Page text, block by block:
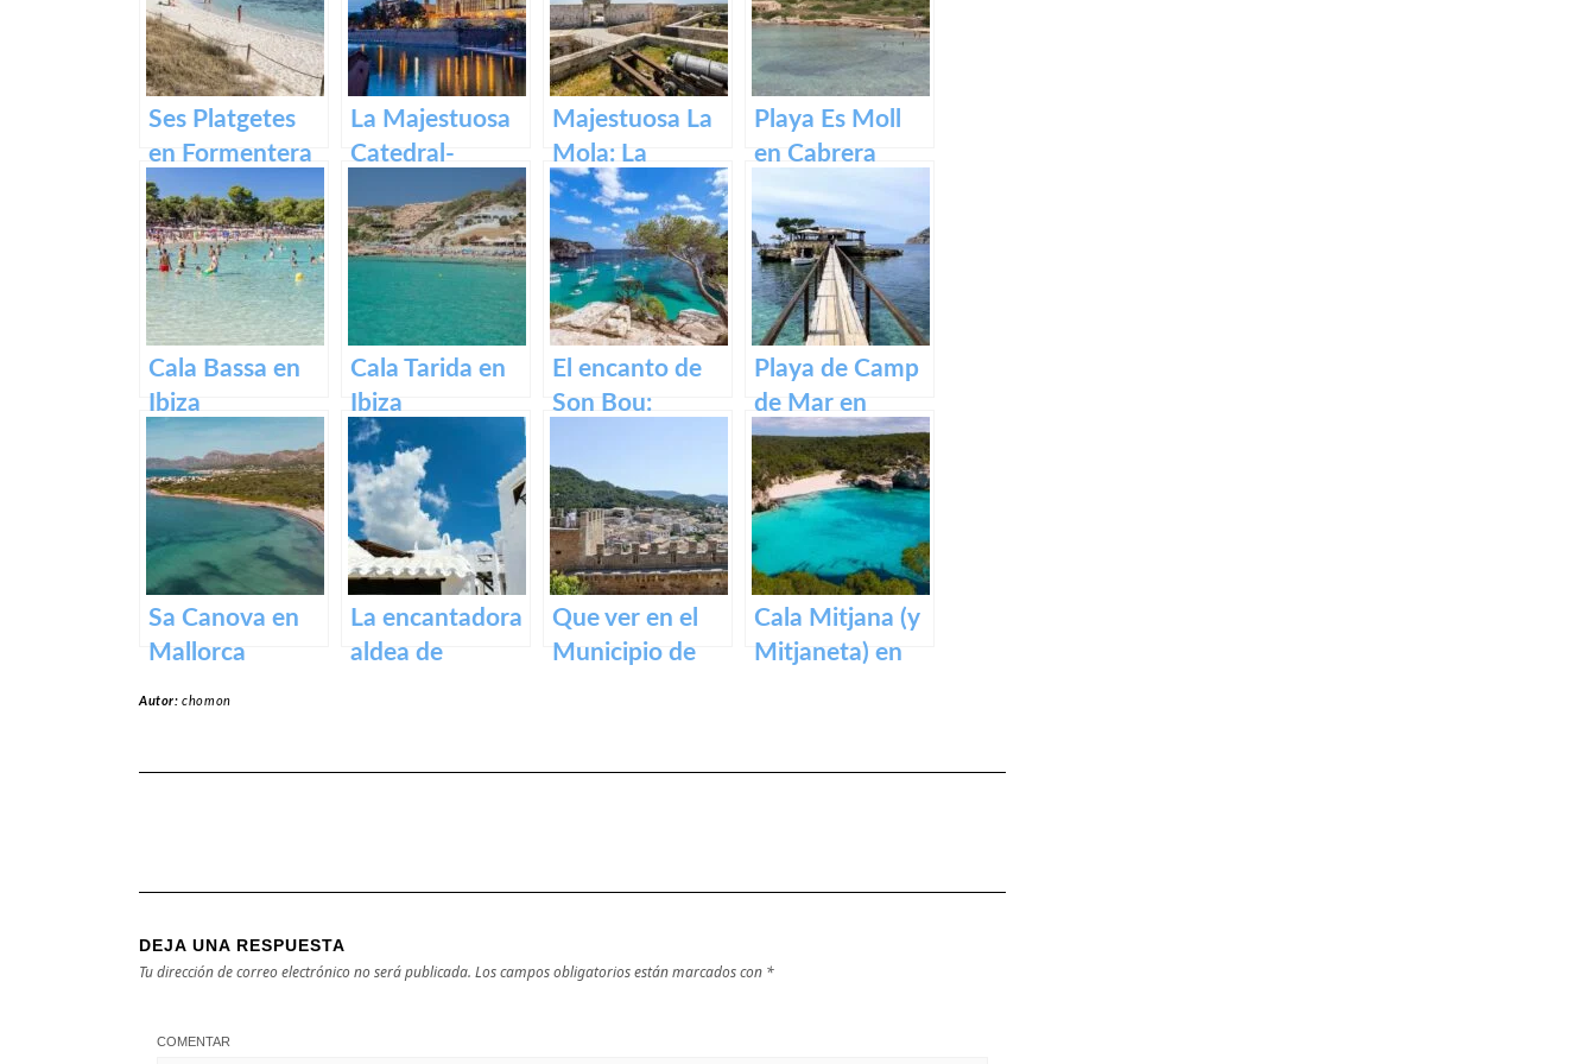
Ses Platgetes
en Formentera
La Majestuosa
Catedral-
Basílica de
Santa María en
Mallorca.
Majestuosa La
Mola: La
Fortaleza de
Menorca
Playa Es Moll
en Cabrera
Cala Bassa en
Ibiza
Cala Tarida en
Ibiza
El encanto de
Son Bou:
belleza de
Menorca
Playa de Camp
de Mar en
Mallorca
Sa Canova en
Mallorca
La encantadora
aldea de
Que ver en el
Municipio de
Cala Mitjana (y
Mitjaneta) en
Autor:chomon
DEJA UNA RESPUESTA
Tu dirección de correo electrónico no será publicada. Los campos obligatorios están marcados con *
COMENTAR